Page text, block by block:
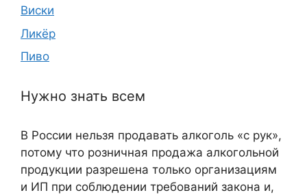
Виски
Ликёр
Пиво
Нужно знать всем
В России нельзя продавать алкоголь «с рук»,
потому что розничная продажа алкогольной
продукции разрешена только организациям
и ИП при соблюдении требований закона и,